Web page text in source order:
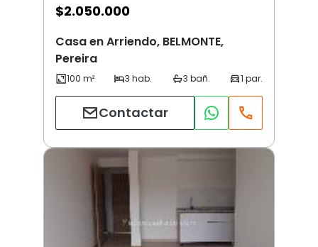
$2.050.000
Casa en Arriendo, BELMONTE,
Pereira
Contactar